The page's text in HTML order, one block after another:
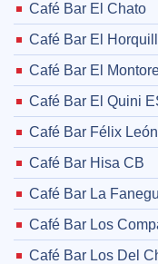
Café Bar El Chato
Café Bar El
Café Bar El
Café Bar El Quini
Café Bar Félix León
Café Bar Hisa CB
Café Bar La
Café Bar Los
Café Bar Los Del